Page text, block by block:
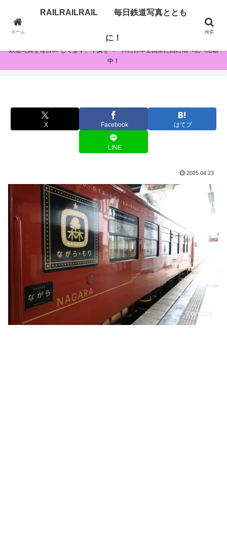
RAILRAILRAIL 毎日鉄道写真とともに！
鉄道写真を毎日UPしてます。千葉をベースに日本全国東に西に南へ北へ活動
中！
X Facebook はてブ
LINE
2025.04.23
ホーム
RAILRAILRAIL 毎日鉄道写真ととも
に！
検索